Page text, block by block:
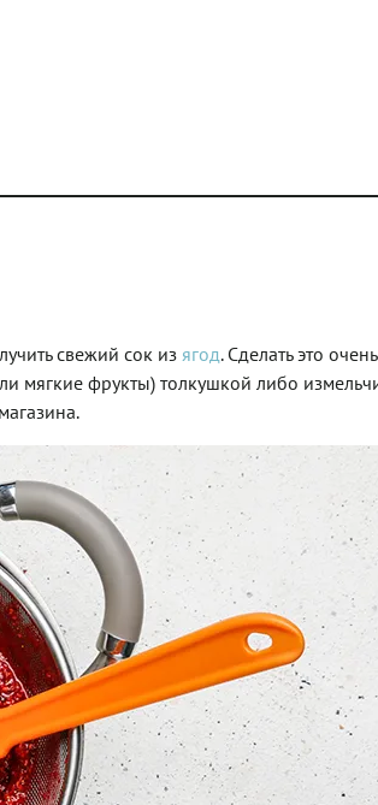
свежий сок из ягод. Сделать это
мягкие фрукты) толкушкой либо